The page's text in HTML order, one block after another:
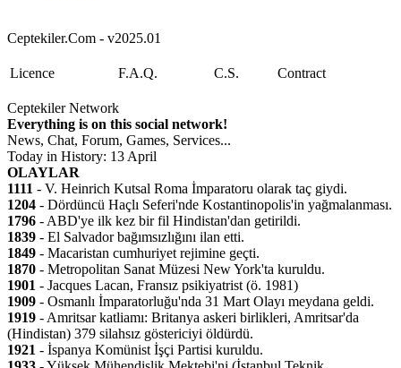
Ceptekiler.Com - v2025.01
Licence F.A.Q. C.S. Contract
Ceptekiler Network
Everything is on this social network!
News, Chat, Forum, Games, Services...
Today in History: 13 April
OLAYLAR
1111 - V. Heinrich Kutsal Roma İmparatoru olarak taç giydi.
1204 - Dördüncü Haçlı Seferi'nde Kostantinopolis'in yağmalanması.
1796 - ABD'ye ilk kez bir fil Hindistan'dan getirildi.
1839 - El Salvador bağımsızlığını ilan etti.
1849 - Macaristan cumhuriyet rejimine geçti.
1870 - Metropolitan Sanat Müzesi New York'ta kuruldu.
1901 - Jacques Lacan, Fransız psikiyatrist (ö. 1981)
1909 - Osmanlı İmparatorluğu'nda 31 Mart Olayı meydana geldi.
1919 - Amritsar katliamı: Britanya askeri birlikleri, Amritsar'da
(Hindistan) 379 silahsız göstericiyi öldürdü.
1921 - İspanya Komünist İşçi Partisi kuruldu.